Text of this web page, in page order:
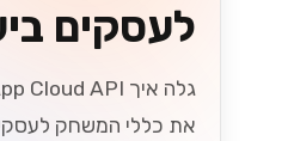
לעסקים
את כללי המשחק